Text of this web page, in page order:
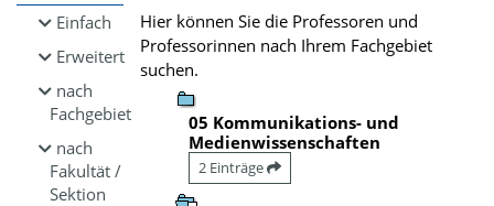
Einfach
Erweitert
nach
Fachgebiet
nach
Fakultät /
Sektion
Hier können Sie die Professoren und
Professorinnen nach Ihrem Fachgebiet
suchen.
05 Kommunikations- und
Medienwissenschaften
2 Einträge